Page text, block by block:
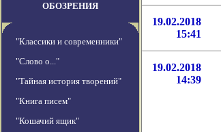
ОБОЗРЕНИЯ
"Классики и современники"
"Слово о..."
"Тайная история творений"
"Книга писем"
"Кошачий ящик"
19.02.2018
15:41
19.02.2018
14:39